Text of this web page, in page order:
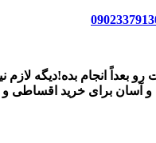
بعداً انجام بده!دیگه
و آسان برای خرید اقساطی